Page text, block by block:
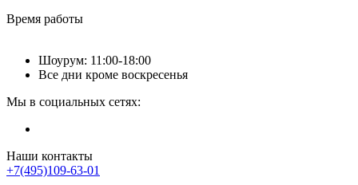
Время работы
Шоурум: 11:00-18:00
Все дни кроме воскресенья
Мы в социальных сетях:
Наши контакты
+7(495)109-63-01